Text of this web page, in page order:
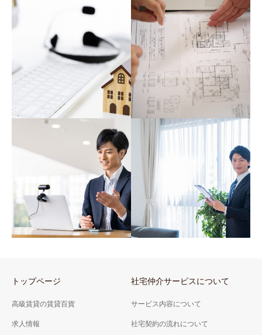
社宅契約のよくあるご質
社宅契約の流れについて
サービス内容について 弊社の強み
トップページ
高級賃貸の賃貸百貨
求人情報
社宅仲介サービスについて
サービス内容について
社宅契約の流れについて